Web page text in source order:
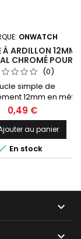
ONWATCH
À ARDILLON 12MM
CHROMÉ POUR
DE MONTRE
(0)
simple de
12mm en métal
pour bracelet
montre.
0,49 €
au panier
En stock
